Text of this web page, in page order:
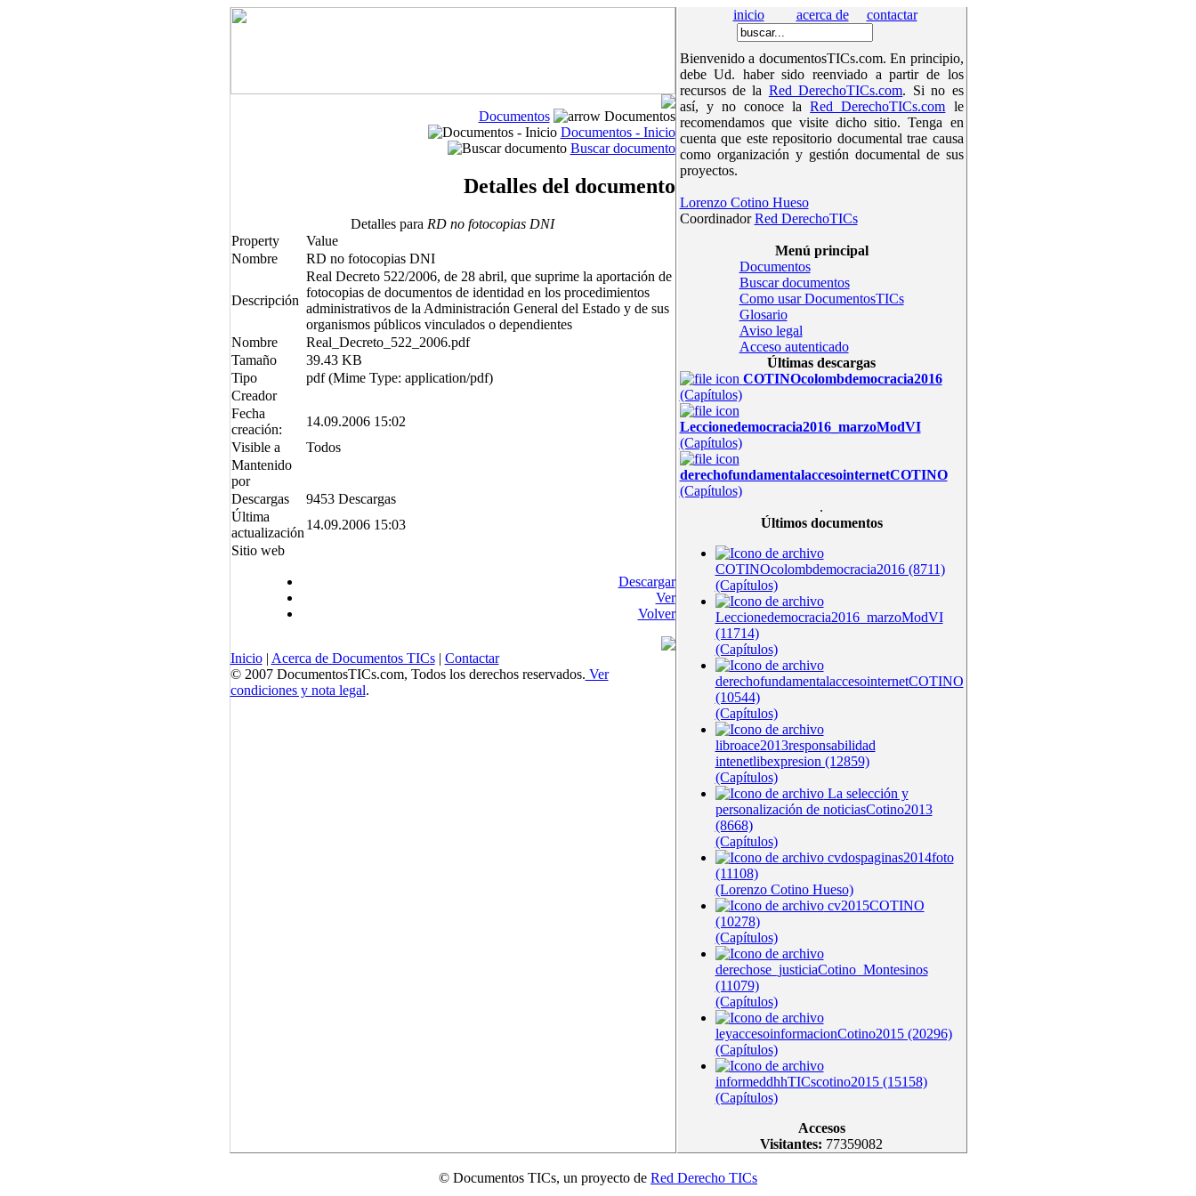
Documentos
Documentos
Documentos - Inicio
Buscar documento
Detalles del documento
Detalles para RD no fotocopias DNI
Property
Value
Nombre
RD no fotocopias DNI
Descripción
Real Decreto 522/2006, de 28 abril, que suprime la aportación de
fotocopias de documentos de identidad en los procedimientos
administrativos de la Administración General del Estado y de sus
organismos públicos vinculados o dependientes
Nombre
Real_Decreto_522_2006.pdf
Tamaño
39.43 KB
Tipo
pdf (Mime Type: application/pdf)
Creador
Fecha
creación:
14.09.2006 15:02
Visible a
Todos
Mantenido
por
Descargas
9453 Descargas
Última
actualización
14.09.2006 15:03
Sitio web
Descargar
Ver
Volver
Inicio| Acerca de Documentos TICs| Contactar
© 2007 DocumentosTICs.com, Todos los derechos reservados. Ver
condiciones y nota legal.
inicio acerca de contactar
Bienvenido a documentosTICs.com. En principio,
debe Ud. haber sido reenviado a partir de los
recursos de la Red DerechoTICs.com. Si no es
así, y no conoce laRed DerechoTICs.com le
recomendamos que visite dicho sitio. Tenga en
cuenta que este repositorio documental trae causa
como organización y gestión documental de sus
proyectos.
Lorenzo Cotino Hueso
CoordinadorRed DerechoTICs
Menú principal
Documentos
Buscar documentos
Como usar DocumentosTICs
Glosario
Aviso legal
Acceso autenticado
Últimas descargas
COTINOcolombdemocracia2016
(Capítulos)
Leccionedemocracia2016_marzoModVI
(Capítulos)
derechofundamentalaccesointernetCOTINO
(Capítulos)
.
Últimos documentos
COTINOcolombdemocracia2016 (8711)
(Capítulos)
Leccionedemocracia2016_marzoModVI
(11714)
(Capítulos)
derechofundamentalaccesointernetCOTINO
(10544)
(Capítulos)
libroace2013responsabilidad
intenetlibexpresion (12859)
(Capítulos)
La selección y
personalización de noticiasCotino2013
(8668)
(Capítulos)
cvdospaginas2014foto
(11108)
(Lorenzo Cotino Hueso)
cv2015COTINO
(10278)
(Capítulos)
derechose_justiciaCotino_Montesinos
(11079)
(Capítulos)
leyaccesoinformacionCotino2015 (20296)
(Capítulos)
informeddhhTICscotino2015 (15158)
(Capítulos)
Accesos
Visitantes: 77359082
© Documentos TICs, un proyecto de Red Derecho TICs